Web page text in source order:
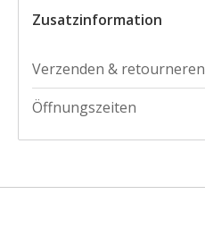
Zusatzinformation
Verzenden & retourneren
Öffnungszeiten